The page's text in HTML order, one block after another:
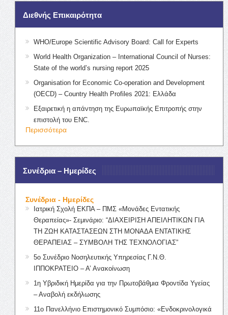
Διεθνής Επικαιρότητα
WHO/Europe Scientific Advisory Board: Call for Experts
World Health Organization – International Council of Nurses:
State of the world’s nursing report 2025
Organisation for Economic Co-operation and Development
(OECD) – Country Health Profiles 2021: Ελλάδα
Εξαιρετική η απάντηση της Ευρωπαϊκής Επιτροπής στην
επιστολή του ENC.
Περισσότερα
Συνέδρια – Ημερίδες
Συνέδρια - Ημερίδες
Ιατρική Σχολή ΕΚΠΑ – ΠΜΣ «Μονάδες Εντατικής
Θεραπείας»- Σεμινάριο: “ΔΙΑΧΕΙΡΙΣΗ ΑΠΕΙΛΗΤΙΚΩΝ ΓΙΑ
ΤΗ ΖΩΗ ΚΑΤΑΣΤΑΣΕΩΝ ΣΤΗ ΜΟΝΑΔΑ ΕΝΤΑΤΙΚΗΣ
ΘΕΡΑΠΕΙΑΣ – ΣΥΜΒΟΛΗ ΤΗΣ ΤΕΧΝΟΛΟΓΙΑΣ”
5ο Συνέδριο Νοσηλευτικής Υπηρεσίας Γ.Ν.Θ.
ΙΠΠΟΚΡΑΤΕΙΟ – Α’ Ανακοίνωση
1η Υβριδική Ημερίδα για την Πρωτοβάθμια Φροντίδα Υγείας
– Αναβολή εκδήλωσης
11ο Πανελλήνιο Επιστημονικό Συμπόσιο: «Ενδοκρινολογικά